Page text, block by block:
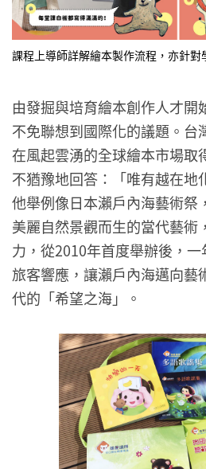
課程上導師詳解繪本製作流程，亦針
由發掘與培育繪本創作人才開
不免聯想到國際化的議題。台
在風起雲湧的全球繪本市場取
不猶豫地回答：「唯有越在地
他舉例像日本瀨戶內海藝術祭
美麗自然景觀而生的當代藝術
力，從2010年首度舉辦後，
旅客響應，讓瀨戶內海邁向藝
代的「希望之海」。